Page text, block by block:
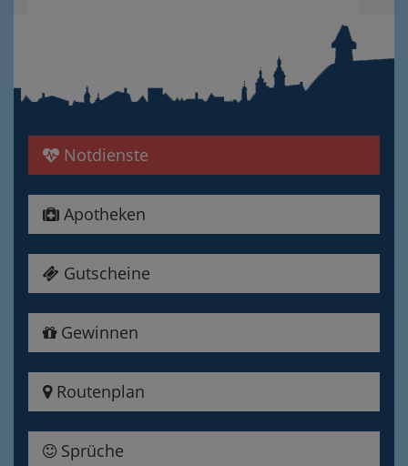
Notdienste
Apotheken
Gutscheine
Gewinnen
Routenplan
Sprüche